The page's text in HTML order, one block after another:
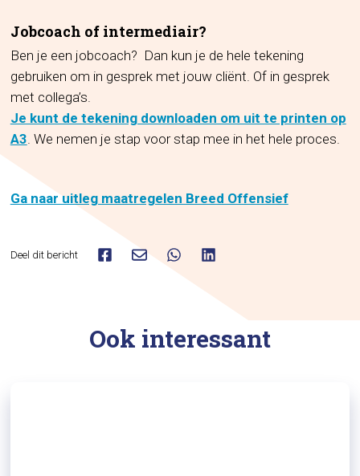
Jobcoach of intermediair?
Ben je een jobcoach? Dan kun je de hele tekening
gebruiken om in gesprek met jouw cliënt. Of in gesprek
met collega’s.
Je kunt de tekening downloaden om uit te printen op
A3. We nemen je stap voor stap mee in het hele proces.
Ga naar uitleg maatregelen Breed Offensief
Deel dit bericht
Ook interessant